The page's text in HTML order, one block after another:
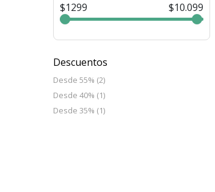
$1299
$10.099
Descuentos
Desde 55% (2)
Desde 40% (1)
Desde 35% (1)